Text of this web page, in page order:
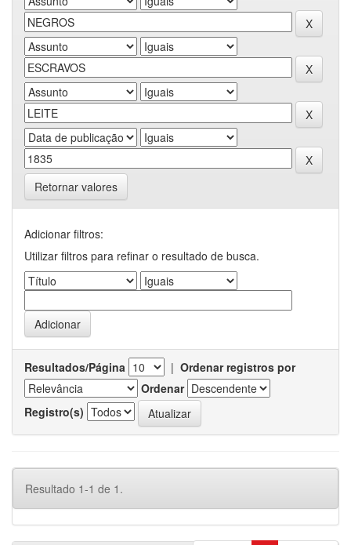
Retornar valores
Adicionar filtros:
Utilizar filtros para refinar o resultado de busca.
Resultados/Página | Ordenar registros por
Ordenar
Registro(s)
Resultado 1-1 de 1.